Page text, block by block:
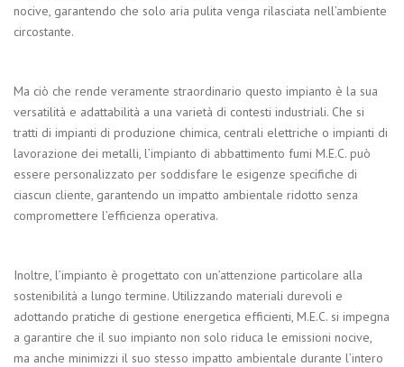
nocive, garantendo che solo aria pulita venga rilasciata nell’ambiente
circostante.
Ma ciò che rende veramente straordinario questo impianto è la sua
versatilità e adattabilità a una varietà di contesti industriali. Che si
tratti di impianti di produzione chimica, centrali elettriche o impianti di
lavorazione dei metalli, l’impianto di abbattimento fumi M.E.C. può
essere personalizzato per soddisfare le esigenze specifiche di
ciascun cliente, garantendo un impatto ambientale ridotto senza
compromettere l’efficienza operativa.
Inoltre, l’impianto è progettato con un’attenzione particolare alla
sostenibilità a lungo termine. Utilizzando materiali durevoli e
adottando pratiche di gestione energetica efficienti, M.E.C. si impegna
a garantire che il suo impianto non solo riduca le emissioni nocive,
ma anche minimizzi il suo stesso impatto ambientale durante l’intero